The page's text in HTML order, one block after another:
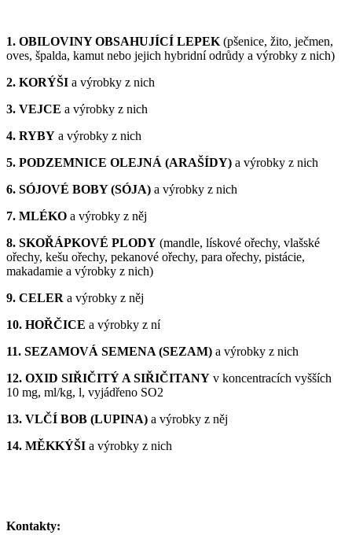
1. OBILOVINY OBSAHUJÍCÍ LEPEK (pšenice, žito, ječmen,
oves, špalda, kamut nebo jejich hybridní odrůdy a výrobky z nich)
2. KORÝŠI a výrobky z nich
3. VEJCE a výrobky z nich
4. RYBY a výrobky z nich
5. PODZEMNICE OLEJNÁ (ARAŠÍDY) a výrobky z nich
6. SÓJOVÉ BOBY (SÓJA) a výrobky z nich
7. MLÉKO a výrobky z něj
8. SKOŘÁPKOVÉ PLODY (mandle, lískové ořechy, vlašské
ořechy, kešu ořechy, pekanové ořechy, para ořechy, pistácie,
makadamie a výrobky z nich)
9. CELER a výrobky z něj
10. HOŘČICE a výrobky z ní
11. SEZAMOVÁ SEMENA (SEZAM) a výrobky z nich
12. OXID SIŘIČITÝ A SIŘIČITANY v koncentracích vyšších
10 mg, ml/kg, l, vyjádřeno SO2
13. VLČÍ BOB (LUPINA) a výrobky z něj
14. MĚKKÝŠI a výrobky z nich
Kontakty: